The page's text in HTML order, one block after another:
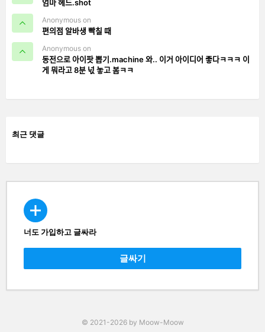
엄마 헤드.shot
Anonymous on
편의점 알바생 빡칠 때
Anonymous on
동전으로 아이팟 뽑기.machine 와.. 이거 아이디어 좋다ㅋㅋㅋ 이
게 뭐라고 8분 넋 놓고 봄ㅋㅋ
최근 댓글
CREATE
너도 가입하고 글싸라
글싸기
© 2021-2026 by Moow-Moow